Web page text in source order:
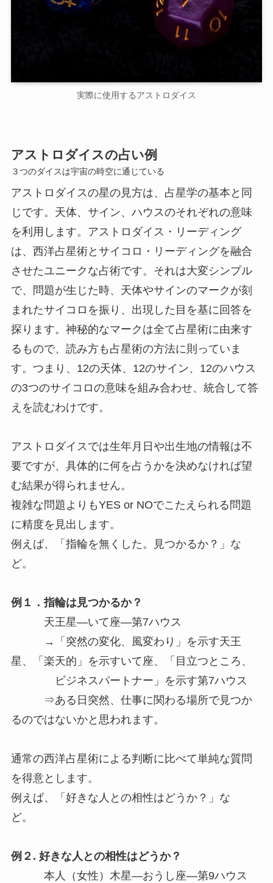
実際に使用するアストロダイス
アストロダイスの占い例
３つのダイスは宇宙の時空に通じている
アストロダイスの星の見方は、占星学の基本と同
じです。天体、サイン、ハウスのそれぞれの意味
を利用します。アストロダイス・リーディング
は、西洋占星術とサイコロ・リーディングを融合
させたユニークな占術です。それは大変シンプル
で、問題が生じた時、天体やサインのマークが刻
まれたサイコロを振り、出現した目を基に回答を
探ります。神秘的なマークは全て占星術に由来す
るもので、読み方も占星術の方法に則っていま
す。つまり、12の天体、12のサイン、12のハウス
の3つのサイコロの意味を組み合わせ、統合して答
えを読むわけです。
アストロダイスでは生年月日や出生地の情報は不
要ですが、具体的に何を占うかを決めなければ望
む結果が得られません。
複雑な問題よりもYES or NOでこたえられる問題
に精度を見出します。
例えば、「指輪を無くした。見つかるか？」な
ど。
例１．指輪は見つかるか？
天王星―いて座―第7ハウス
→「突然の変化、風変わり」を示す天王
星、「楽天的」を示すいて座、「目立つところ、
ビジネスパートナー」を示す第7ハウス
⇒ある日突然、仕事に関わる場所で見つか
るのではないかと思われます。
通常の西洋占星術による判断に比べて単純な質問
を得意とします。
例えば、「好きな人との相性はどうか？」な
ど。
例２. 好きな人との相性はどうか？
本人（女性）木星―おうし座―第9ハウス